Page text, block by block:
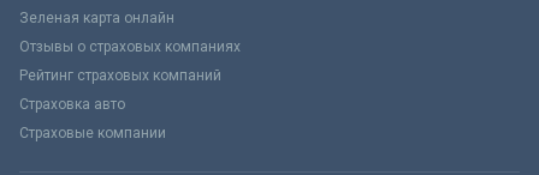
Зеленая карта онлайн
Отзывы о страховых компаниях
Рейтинг страховых компаний
Страховка авто
Страховые компании